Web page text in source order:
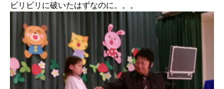
ビリビリに破いたはずなのに。。。